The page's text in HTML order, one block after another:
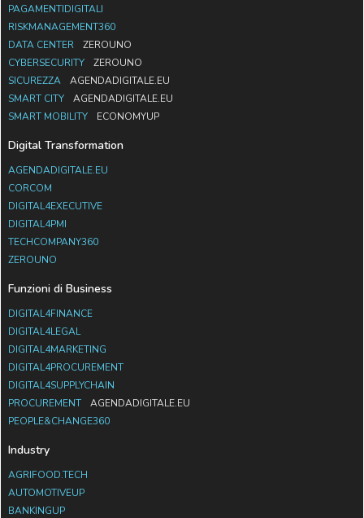
PAGAMENTIDIGITALI
RISKMANAGEMENT360
DATA CENTER
ZEROUNO
CYBERSECURITY
ZEROUNO
SICUREZZA
AGENDADIGITALE.EU
SMART CITY
AGENDADIGITALE.EU
SMART MOBILITY
ECONOMYUP
Digital Transformation
AGENDADIGITALE.EU
CORCOM
DIGITAL4EXECUTIVE
DIGITAL4PMI
TECHCOMPANY360
ZEROUNO
Funzioni di Business
DIGITAL4FINANCE
DIGITAL4LEGAL
DIGITAL4MARKETING
DIGITAL4PROCUREMENT
DIGITAL4SUPPLYCHAIN
PROCUREMENT
AGENDADIGITALE.EU
PEOPLE&CHANGE360
Industry
AGRIFOOD.TECH
AUTOMOTIVEUP
BANKINGUP